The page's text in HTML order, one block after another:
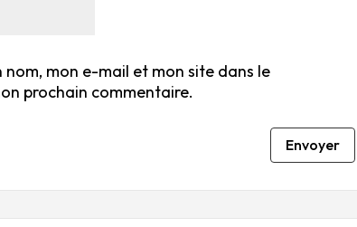
nom, mon e-mail et mon site dans le
prochain commentaire.
Envoyer